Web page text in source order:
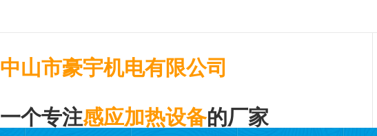
中山市豪宇机电有限公司
一个专注感应加热设备的厂家